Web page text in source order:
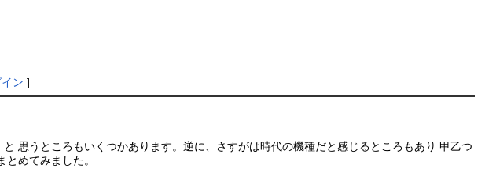
ン ]
思うところもいくつかあります。逆に、さすがは時代の機種だと感じるところもあり 甲乙つ
めてみました。